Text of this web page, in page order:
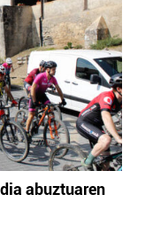
abuztuaren